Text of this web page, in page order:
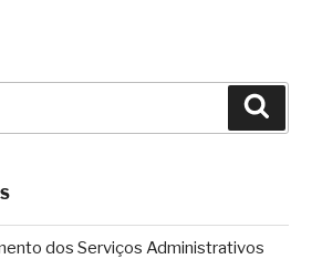
dos Serviços Administrativos